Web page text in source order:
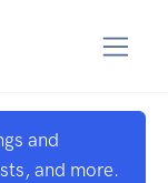
and
and more.